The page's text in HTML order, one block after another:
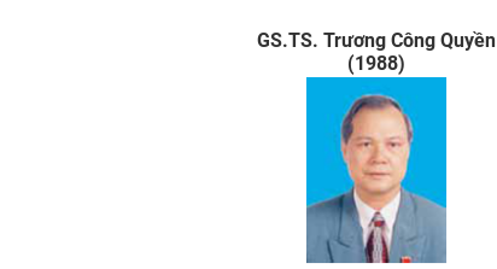
GS.TS. Trương Công Quyền
(1988)